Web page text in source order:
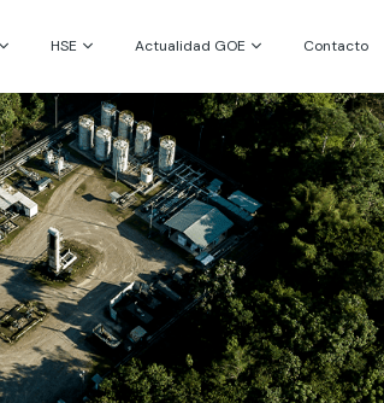
HSE Actualidad GOE Contacto